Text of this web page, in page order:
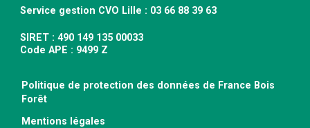
Service gestion CVO Lille : 03 66 88 39 63
SIRET : 490 149 135 00033
Code APE : 9499 Z
Politique de protection des données de France Bois
Forêt
Mentions légales